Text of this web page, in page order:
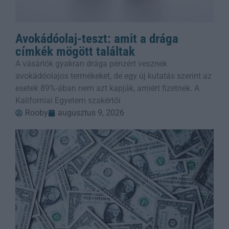
Avokádóolaj-teszt: amit a drága
címkék mögött találtak
A vásárlók gyakran drága pénzért vesznek
avokádóolajos termékeket, de egy új kutatás szerint az
esetek 89%-ában nem azt kapják, amiért fizetnek. A
Kaliforniai Egyetem szakértői
Rooby
augusztus 9, 2026